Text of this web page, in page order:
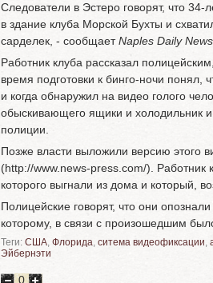
Следователи в Эстеро говорят, что
в здание клуба Морской Бухты и
сарделек, - сообщаетNaples Daily News
Работник клуба рассказал
время подготовки к бинго-ночи понял,
и когда обнаружил на видео голого
обыскивающего ящики и холодильник
полиции.
Позже власти выложили версию этого
(http://www.news-press.com/). Работник
которого выгнали из дома и который,
Полицейские говорят, что они
которому, в связи с произошедшим
Теги: США, Флорида, ситема видеофиксации,
Эйбернэти
0